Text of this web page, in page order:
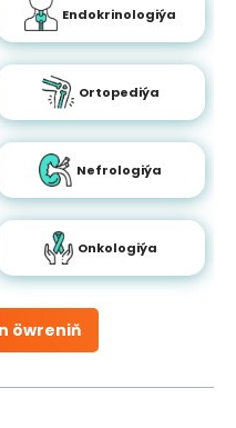
öwreniň
Endokrinologiýa
Ortopediýa
Nefrologiýa
Onkologiýa